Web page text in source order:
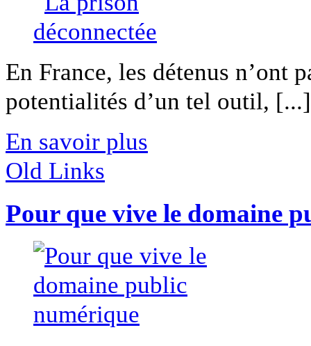
En France, les détenus n’ont
potentialités d’un tel outil, [...]
En savoir plus
Old Links
Pour que vive le domaine